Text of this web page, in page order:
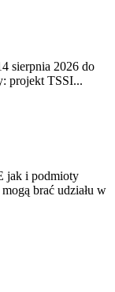
sierpnia 2026 do
projekt TSSI...
jak i podmioty
brać udziału w